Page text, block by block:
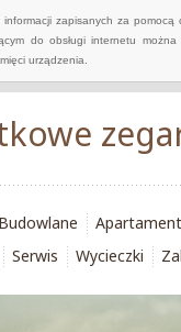
zapisanych za
do obsługi internetu
urządzenia.
Serwis Wycieczki